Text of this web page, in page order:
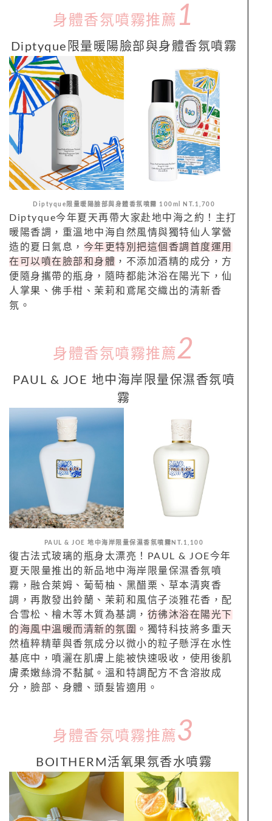
身體香氛噴霧推薦 1
Diptyque限量暖陽臉部與身體香 氛噴霧
Diptyque限量暖陽臉部與 身體 香氛 噴霧 100ml NT.1,700
Diptyque今年夏天再帶大家赴地中海之約！主打
暖陽香調，重溫地中海自然風情與獨特仙人掌營
造的夏日氣息， 今年更特別把這個香調首度運用
在可以噴在臉部和身體 ，不添加酒精的成分，方
便隨身攜帶的瓶身，隨時都能沐浴在陽光下，仙
人掌果、佛手柑、茉莉和鳶尾交織出的清新香
氛。
身體香氛噴霧推薦2
PAUL & JOE 地中海岸限量保濕 香氛噴
霧
PAUL & JOE 地中海岸限量保濕香 氛噴霧NT.1,100
復古法式玻璃的瓶身太漂亮！PAUL & JOE今年
夏天限量推出的新品地中海岸限量保濕香氛噴
霧， 融合萊姆、葡萄柚、黑醋栗、草本清爽香
調，再散發出鈴蘭、茉莉和風信子淡雅花香，配
合雪松、檜木等木質為基調， 彷彿沐浴在陽光下
的海風中溫暖而清新的氛圍 。獨特科技將多重天
然植粹精華與香氛成分以微小的粒子懸浮在水性
基底中，噴灑在肌膚上能被快速吸收，使用後肌
膚柔嫩絲滑不黏膩。溫和特調配方不含溶妝成
分，臉部、身體、頭髮皆適用。
身體香氛噴霧推薦 3
BOITHERM活氧果 氛香 水噴霧